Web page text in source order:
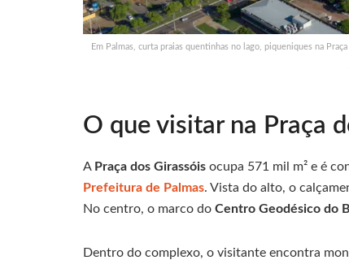
Em Palmas, curta praias quentinhas no lago, piqueniques na
O que visitar na Praça
A Praça dos Girassóis ocupa 571 mil m² e é
Prefeitura de Palmas. Vista do alto, o
No centro, o marco do Centro Geodésico do
Dentro do complexo, o visitante encontra